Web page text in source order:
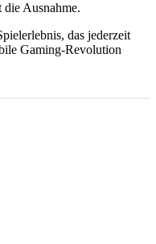
Ausnahme.
das jederzeit
Gaming-Revolution